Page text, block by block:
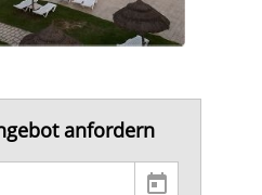
anfordern